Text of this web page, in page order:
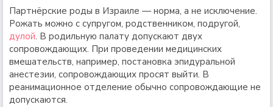
Партнёрские роды в Израиле — норма, а не исключение.
Рожать можно с супругом, родственником, подругой,
дулой. В родильную палату допускают двух
сопровождающих. При проведении медицинских
вмешательств, например, постановка эпидуральной
анестезии, сопровождающих просят выйти. В
реанимационное отделение обычно сопровождающие не
допускаются.